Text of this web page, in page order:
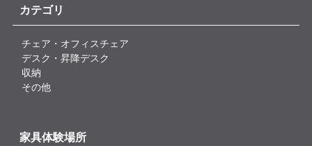
カテゴリ
チェア・オフィスチェア
デスク・昇降デスク
収納
その他
家具体験場所